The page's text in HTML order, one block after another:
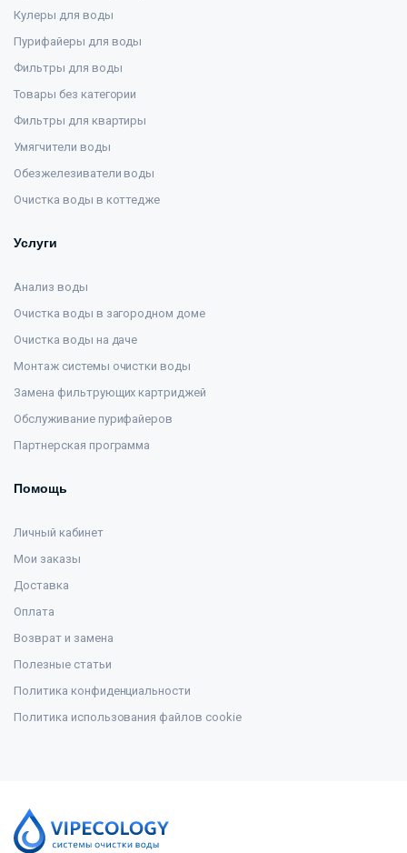
Кулеры для воды
Пурифайеры для воды
Фильтры для воды
Товары без категории
Фильтры для квартиры
Умягчители воды
Обезжелезиватели воды
Очистка воды в коттедже
Услуги
Анализ воды
Очистка воды в загородном доме
Очистка воды на даче
Монтаж системы очистки воды
Замена фильтрующих картриджей
Обслуживание пурифайеров
Партнерская программа
Помощь
Личный кабинет
Мои заказы
Доставка
Оплата
Возврат и замена
Полезные статьи
Политика конфиденциальности
Политика использования файлов cookie